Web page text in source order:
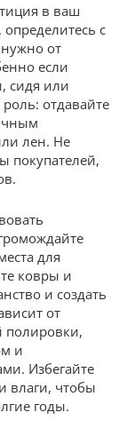
в ваш
с
от
если
сидя или
отдавайте
лен. Не
покупателей,
для
ковры и
и создать
от
полировки,
и
Избегайте
влаги, чтобы
годы.